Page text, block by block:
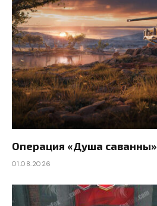
Операция «Душа саванны»
01.08.2026